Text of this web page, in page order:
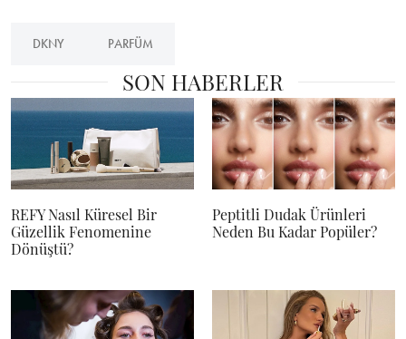
DKNY PARFÜM
SON HABERLER
REFY Nasıl Küresel Bir
Güzellik Fenomenine
Dönüştü?
Peptitli Dudak Ürünleri
Neden Bu Kadar Popüler?